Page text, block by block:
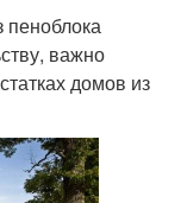
пеноблока
важно
домов из